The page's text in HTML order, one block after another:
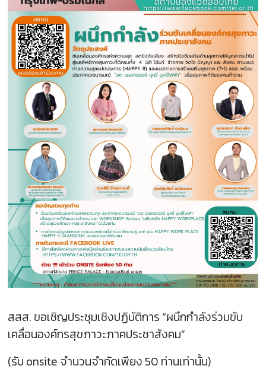
สสส. ขอเชิญประชุมเชิงปฏิบัติการ “ผนึกกำลังร่วมขับ
เคลื่อนองค์กรสุขภาวะภาคประชาสังคม”
(รับ onsite จำนวนจำกัดเพียง 50 ท่านเท่านั้น)